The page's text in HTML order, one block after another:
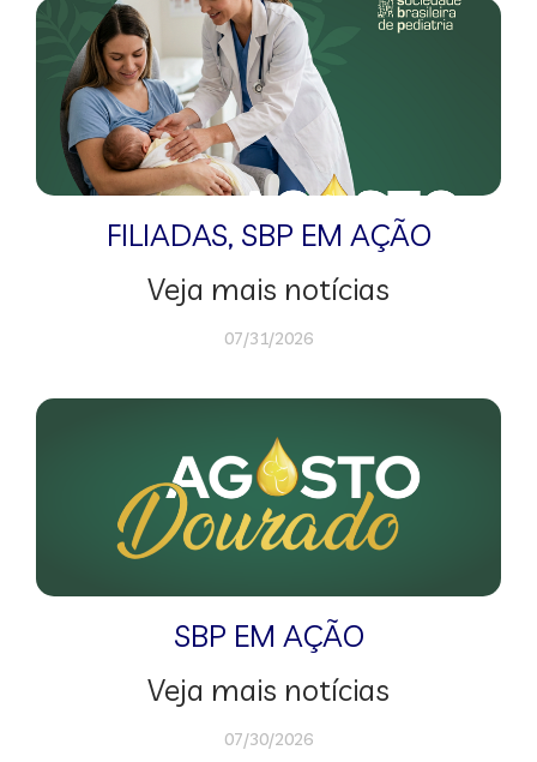
FILIADAS, SBP EM AÇÃO
Veja mais notícias
07/31/2026
SBP EM AÇÃO
Veja mais notícias
07/30/2026